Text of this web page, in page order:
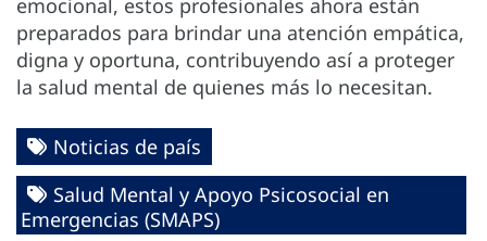
emocional, estos profesionales ahora están
preparados para brindar una atención empática,
digna y oportuna, contribuyendo así a proteger
la salud mental de quienes más lo necesitan.
Noticias de país
Salud Mental y Apoyo Psicosocial en
Emergencias (SMAPS)